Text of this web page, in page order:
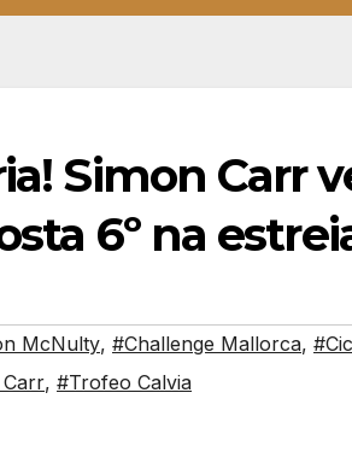
Simon Carr
6º na
McNulty, #Challenge Mallorca,
, #Trofeo Calvia